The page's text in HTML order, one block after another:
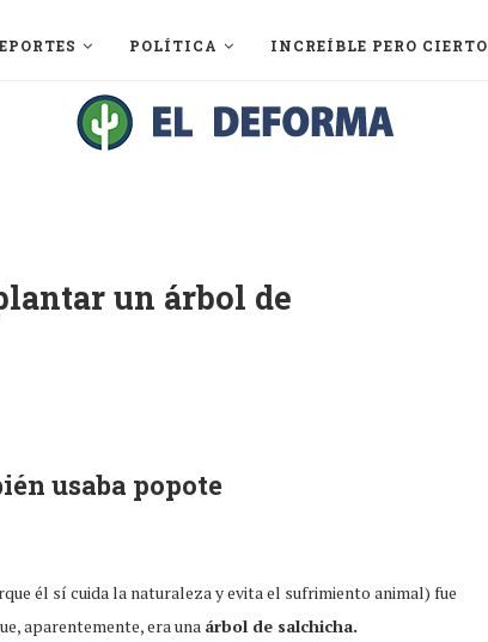
POLÍTICA INCREÍBLE PERO CIERTO
un árbol de
usaba popote
él sí cuida la naturaleza y evita el sufrimiento animal) fue
aparentemente, era una árbol de salchicha.